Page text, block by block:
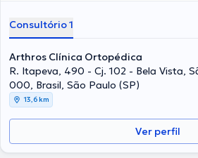
Consultório 1
Arthros Clínica Ortopédica
R. Itapeva, 490 - Cj. 102 - Bela Vista,
000, Brasil, São Paulo (SP)
13,6 km
Ver perfil